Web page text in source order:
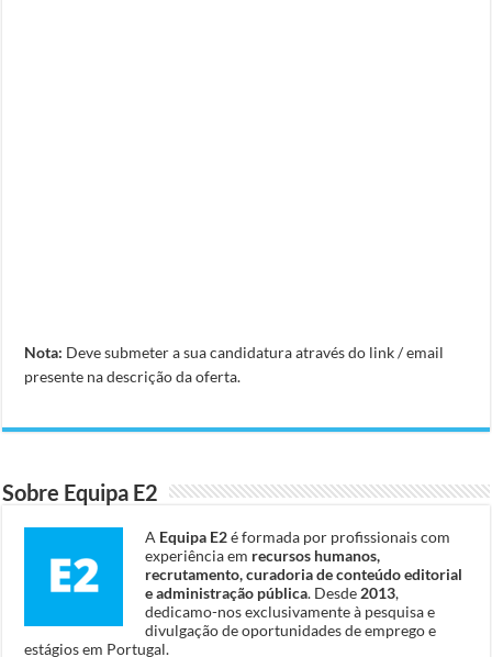
Nota: Deve submeter a sua candidatura através do link / email
presente na descrição da oferta.
Sobre Equipa E2
A Equipa E2é formada por profissionais com
experiência em recursos humanos,
recrutamento, curadoria de conteúdo editorial
e administração pública. Desde 2013,
dedicamo-nos exclusivamente à pesquisa e
divulgação de oportunidades de emprego e
estágios em Portugal.